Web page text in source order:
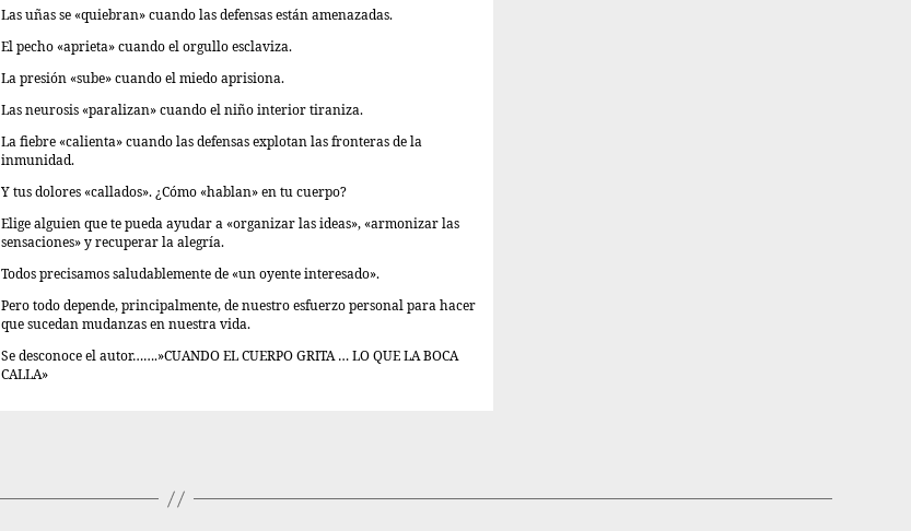
Las uñas se «quiebran» cuando las defensas están amenazadas.
El pecho «aprieta» cuando el orgullo esclaviza.
La presión «sube» cuando el miedo aprisiona.
Las neurosis «paralizan» cuando el niño interior tiraniza.
La fiebre «calienta» cuando las defensas explotan las fronteras de la
inmunidad.
Y tus dolores «callados». ¿Cómo «hablan» en tu cuerpo?
Elige alguien que te pueda ayudar a «organizar las ideas», «armonizar las
sensaciones» y recuperar la alegría.
Todos precisamos saludablemente de «un oyente interesado».
Pero todo depende, principalmente, de nuestro esfuerzo personal para hacer
que sucedan mudanzas en nuestra vida.
Se desconoce el autor…….»CUANDO EL CUERPO GRITA … LO QUE LA BOCA
CALLA»